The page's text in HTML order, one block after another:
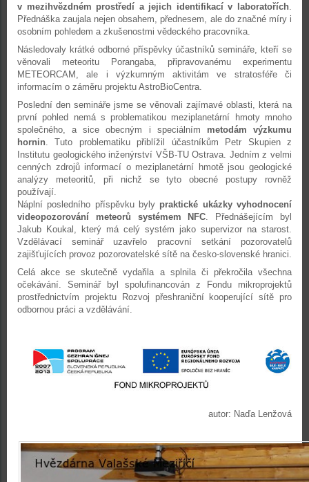
v mezihvězdném prostředí a jejich identifikací v laboratořích.
Přednáška zaujala nejen obsahem, přednesem, ale do značné míry i
osobním pohledem a zkušenostmi vědeckého pracovníka.
Následovaly krátké odborné příspěvky účastníků semináře, kteří se
věnovali meteoritu Porangaba, připravovanému experimentu
METEORCAM, ale i výzkumným aktivitám ve stratosféře či
informacím o záměru projektu AstroBioCentra.
Poslední den semináře jsme se věnovali zajímavé oblasti, která na
první pohled nemá s problematikou meziplanetární hmoty mnoho
společného, a sice obecným i speciálním metodám výzkumu
hornin. Tuto problematiku přiblížil účastníkům Petr Skupien z
Institutu geologického inženýrství VŠB-TU Ostrava. Jedním z velmi
cenných zdrojů informací o meziplanetární hmotě jsou geologické
analýzy meteoritů, při nichž se tyto obecné postupy rovněž
používají.
Náplní posledního příspěvku byly praktické ukázky vyhodnocení
videopozorování meteorů systémem NFC. Přednášejícím byl
Jakub Koukal, který má celý systém jako supervizor na starost.
Vzdělávací seminář uzavřelo pracovní setkání pozorovatelů
zajišťujících provoz pozorovatelské sítě na česko-slovenské hranici.
Celá akce se skutečně vydařila a splnila či překročila všechna
očekávání. Seminář byl spolufinancován z Fondu mikroprojektů
prostřednictvím projektu Rozvoj přeshraniční kooperující sítě pro
odbornou práci a vzdělávání.
autor: Naďa Lenžová